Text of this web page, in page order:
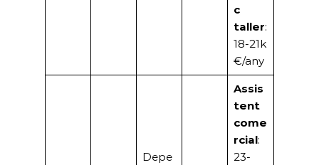
c
taller:
18-21k
€/any
Depe
Assis
tent
come
rcial:
23-